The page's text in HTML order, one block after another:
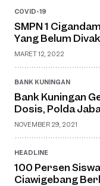
COVID-19
SMPN 1
Yang Belum
MARET 12, 2022
BANK KUNINGAN
Bank Kuningan
Dosis, Polda
NOVEMBER 29, 2021
HEADLINE
100 Persen
Ciawigebang